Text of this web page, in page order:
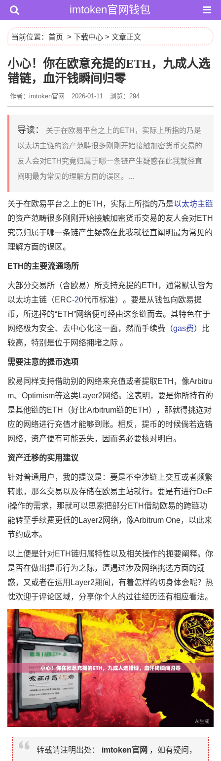
imtoken官网钱包
当前位置： 首页 > 下载中心 > 文章正文
小心！你在欧意充提的ETH，九成人选
错链，血汗钱瞬间归零
作者：imtoken官网 2026-01-11 浏览：294
导读：
关于在欧易平台之上的ETH，实际上所指的乃是
以太坊主链的资产范畴很多刚刚开始接触加密货币交易的
友人会对ETH究竟归属于哪一条链产生疑惑在此我就径直
阐明最为常见的理解方面的误区。...
关于在欧易平台之上的ETH，实际上所指的乃是以太坊主链
的资产范畴很多刚刚开始接触加密货币交易的友人会对ETH
究竟归属于哪一条链产生疑惑在此我就径直阐明最为常见的
理解方面的误区。
ETH的主要流通场所
大部分交易所（含欧易）所支持充提的ETH，通常默认皆为
以太坊主链（ERC-20代币标准）。要是从钱包向欧易提
币，所选择的“ETH”网络便可经由这条链而去。其特色在于
网络极为安全、去中心化这一面，然而手续费（gas费）比
较高，特别是位于网络拥堵之际 。
需要注意的提币选项
欧易同样支持借助别的网络来充值或者提取ETH，像Arbitru
m、Optimism等这类Layer2网络。这表明，要是你所持有的
是其他链的ETH（好比Arbitrum链的ETH），那就得挑选对
应的网络进行充值才能够到账。相反，提币的时候倘若选错
网络，资产便有可能丢失，因而务必要核对明白。
资产迁移的实用建议
针对普通用户，我的提议是：要是不牵涉链上交互或者频繁
转账，那么交易以及存储在欧易主站就行。要是有进行DeF
i操作的需求，那就可以思索把部分ETH借助欧易的跨链功
能转至手续费更低的Layer2网络，像Arbitrum One，以此来
节约成本。
以上便是针对ETH链归属特性以及相关操作的扼要阐释。你
是否在做出提币行为之际，遭遇过涉及网络挑选方面的疑
惑，又或者在运用Layer2期间，有着怎样的切身体会呢？热
忱欢迎于评论区域，分享你个人的过往经历还有相应看法。
转载请注明出处： imtoken官网 ，如有疑问，